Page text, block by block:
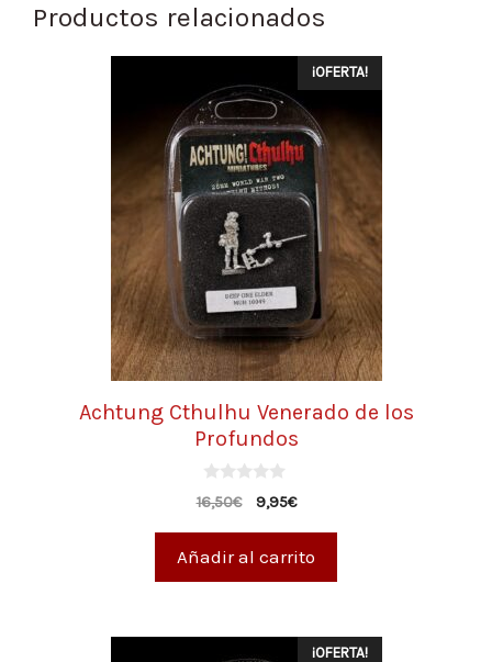
Productos relacionados
¡OFERTA!
Achtung Cthulhu Venerado de los
Profundos
0
d
16,50€ 9,95€
Añadir al carrito
¡OFERTA!